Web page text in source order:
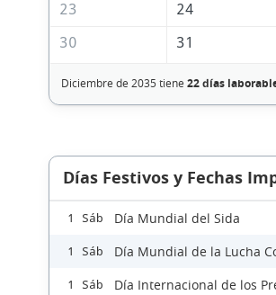
23
24
30
31
Diciembre de 2035 tiene 22 días
Días Festivos y Fechas
1 Sáb Día Mundial del Sida
1 Sáb Día Mundial de la Lucha
1 Sáb Día Internacional de los